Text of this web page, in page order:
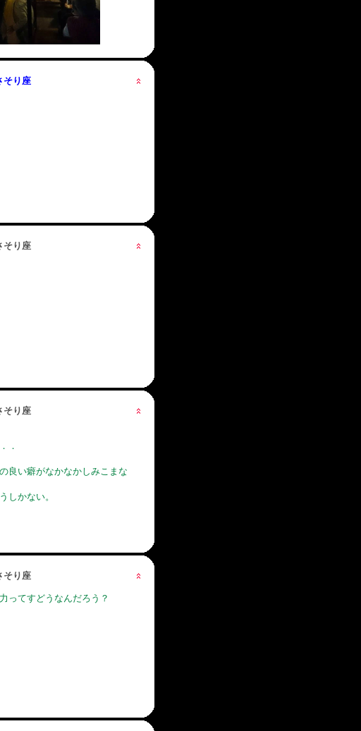
そり座
そり座
そり座
．
良い癖がなかなかしみこまな
しかない。
そり座
ってすどうなんだろう？